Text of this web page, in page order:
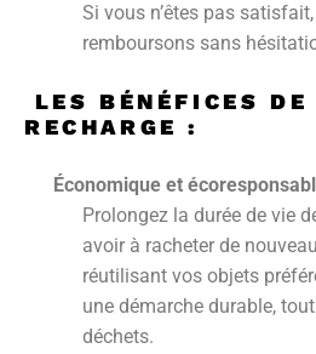
Si vous n’êtes pas
remboursons sans
LES BÉNÉFICES DE
RECHARGE :
Économique et
Prolongez la durée de vie
avoir à racheter de
réutilisant vos objets
une démarche durable,
déchets.